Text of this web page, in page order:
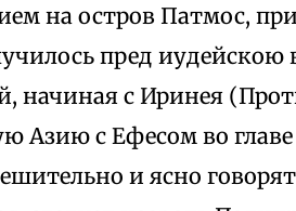
на остров Патмос,
пред иудейскою
начиная с Иринея
Азию с Ефесом во главе
и ясно